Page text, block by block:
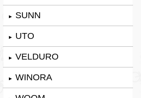
► SUNN
► UTO
► VELDURO
► WINORA